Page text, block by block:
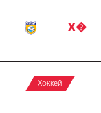
Х�
Хоккей